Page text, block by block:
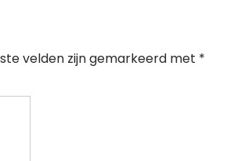
velden zijn gemarkeerd met *